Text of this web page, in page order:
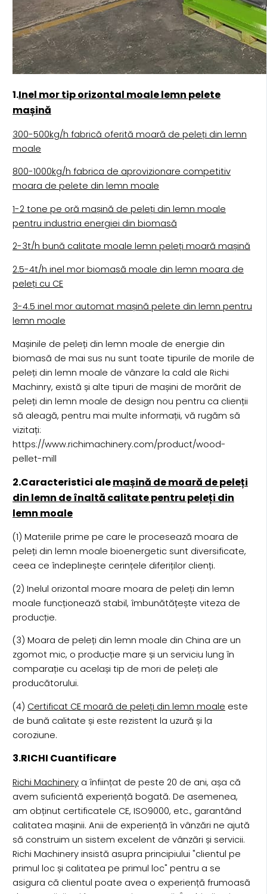
1.Inel mor tip orizontal moale lemn pelete
mașină
300-500kg/h fabrică oferită moară de peleți din lemn
moale
800-1000kg/h fabrica de aprovizionare competitiv
moara de pelete din lemn moale
1-2 tone pe oră mașină de peleți din lemn moale
pentru industria energiei din biomasă
2-3t/h bună calitate moale lemn peleți moară mașină
2.5-4t/h inel mor biomasă moale din lemn moara de
peleți cu CE
3-4.5 inel mor automat mașină pelete din lemn pentru
lemn moale
Mașinile de peleți din lemn moale de energie din
biomasă de mai sus nu sunt toate tipurile de morile de
peleți din lemn moale de vânzare la cald ale Richi
Machinry, există și alte tipuri de mașini de morărit de
peleți din lemn moale de design nou pentru ca clienții
să aleagă, pentru mai multe informații, vă rugăm să
vizitați:
https://www.richimachinery.com/product/wood-
pellet-mill
2.Caracteristici alemașină de moară de peleți
din lemn de înaltă calitate pentru peleți din
lemn moale
(1) Materiile prime pe care le procesează moara de
peleți din lemn moale bioenergetic sunt diversificate,
ceea ce îndeplinește cerințele diferiților clienți.
(2) Inelul orizontal moare moara de peleți din lemn
moale funcționează stabil, îmbunătățește viteza de
producție.
(3) Moara de peleți din lemn moale din China are un
zgomot mic, o producție mare și un serviciu lung în
comparație cu același tip de mori de peleți ale
producătorului.
(4) Certificat CE moară de peleți din lemn moale este
de bună calitate și este rezistent la uzură și la
coroziune.
3.RICHI Cuantificare
Richi Machinerya înființat de peste 20 de ani, așa că
avem suficientă experiență bogată. De asemenea,
am obținut certificatele CE, ISO9000, etc., garantând
calitatea mașinii. Anii de experiență în vânzări ne ajută
să construim un sistem excelent de vânzări și servicii.
Richi Machinery insistă asupra principiului "clientul pe
primul loc și calitatea pe primul loc" pentru a se
asigura că clientul poate avea o experiență frumoasă